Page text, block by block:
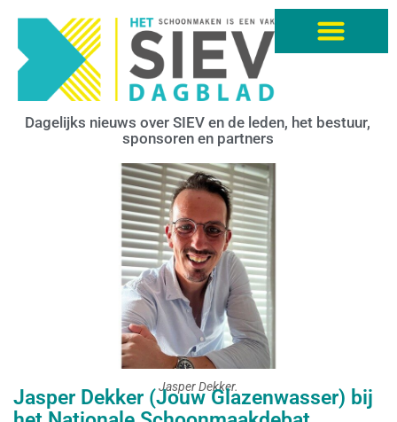
Dagelijks nieuws over SIEV en de leden, het bestuur,
sponsoren en partners
Jasper Dekker.
Jasper Dekker (Jouw Glazenwasser) bij